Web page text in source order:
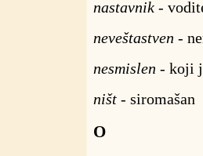
nastavnik -
neveštastven -
nesmislen - koji
ništ - siromašan
O